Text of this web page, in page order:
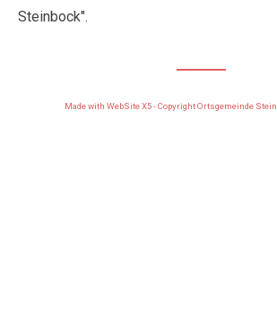
Steinbock".
Made with WebSite X5 - Copyright Ortsgemeinde